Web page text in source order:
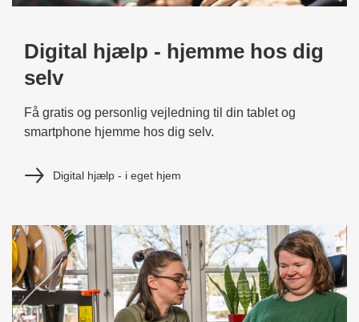
Digital hjælp - hjemme hos dig
selv
Få gratis og personlig vejledning til din tablet og
smartphone hjemme hos dig selv.
Digital hjælp - i eget hjem